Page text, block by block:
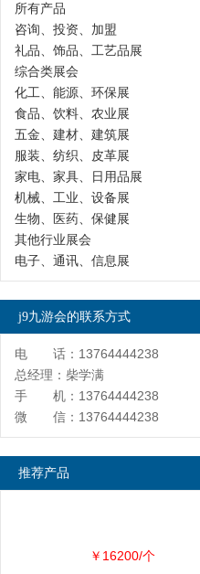
所有产品
咨询、投资、加盟
礼品、饰品、工艺品展
综合类展会
化工、能源、环保展
食品、饮料、农业展
五金、建材、建筑展
服装、纺织、皮革展
家电、家具、日用品展
机械、工业、设备展
生物、医药、保健展
其他行业展会
电子、通讯、信息展
j9九游会的联系方式
电 话：13764444238
总经理：柴学满
手 机：13764444238
微 信：13764444238
推荐产品
￥16200/个